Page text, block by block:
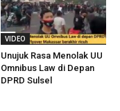
VIDEO
Unujuk Rasa Menolak UU
Omnibus Law di Depan
DPRD Sulsel